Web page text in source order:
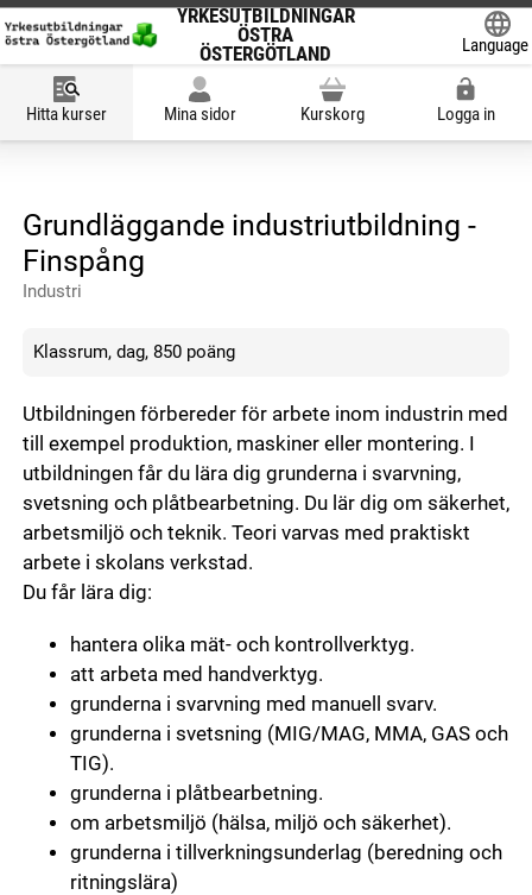
YRKESUTBILDNINGAR
ÖSTRA
ÖSTERGÖTLAND
Language
Hitta kurser Mina sidor Kurskorg Logga in
Grundläggande industriutbildning -
Finspång
Industri
Klassrum, dag, 850 poäng
Utbildningen förbereder för arbete inom industrin med
till exempel produktion, maskiner eller montering. I
utbildningen får du lära dig grunderna i svarvning,
svetsning och plåtbearbetning. Du lär dig om säkerhet,
arbetsmiljö och teknik. Teori varvas med praktiskt
arbete i skolans verkstad.
Du får lära dig:
hantera olika mät- och kontrollverktyg.
att arbeta med handverktyg.
grunderna i svarvning med manuell svarv.
grunderna i svetsning (MIG/MAG, MMA, GAS och
TIG).
grunderna i plåtbearbetning.
om arbetsmiljö (hälsa, miljö och säkerhet).
grunderna i tillverkningsunderlag (beredning och
ritningslära)